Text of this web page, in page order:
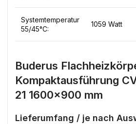
Systemtemperatur
55/45°C:
1059 Watt
Buderus
Kompaktausführung
21 1600×900 mm
Lieferumfang / je nach